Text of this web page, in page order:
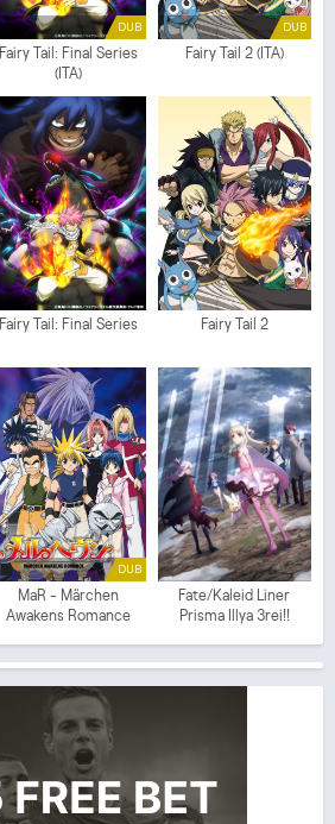
DUB
Fairy Tail: Final Series
(ITA)
DUB
Fairy Tail 2 (ITA)
Fairy Tail: Final Series Fairy Tail 2
DUB
MaR - Märchen
Awakens Romance
Fate/Kaleid Liner
Prisma Illya 3rei!!